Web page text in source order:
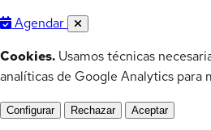
Agendar
Cookies. Usamos técnicas
analíticas de Google Analytics para
Configurar Rechazar Aceptar